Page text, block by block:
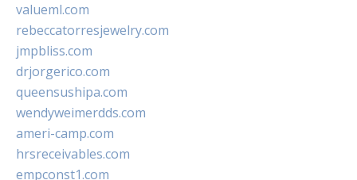
valueml.com
rebeccatorresjewelry.com
jmpbliss.com
drjorgerico.com
queensushipa.com
wendyweimerdds.com
ameri-camp.com
hrsreceivables.com
empconst1.com